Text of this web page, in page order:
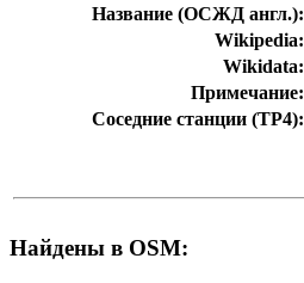
Название (ОСЖД англ.):
Wikipedia:
Wikidata:
Примечание:
Соседние станции (ТР4):
Найдены в OSM: